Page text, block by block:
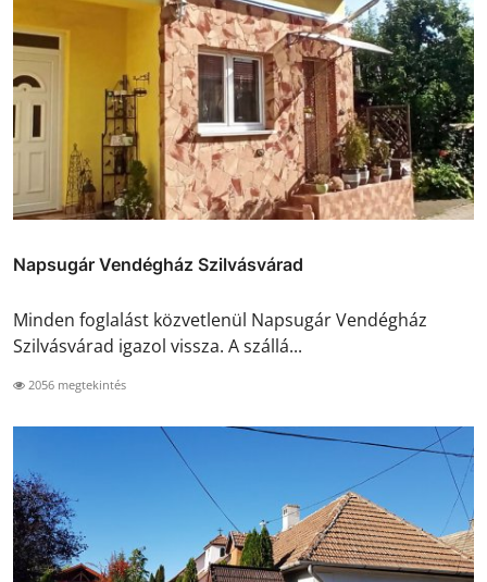
Napsugár Vendégház Szilvásvárad
Minden foglalást közvetlenül Napsugár Vendégház
Szilvásvárad igazol vissza. A szállá...
2056 megtekintés